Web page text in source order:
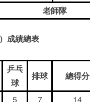
老師隊
成績總表
乒乓
球
排球 總得分
5 7 14